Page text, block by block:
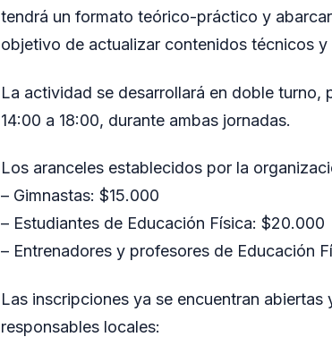
tendrá un formato teórico-práctico y
objetivo de actualizar contenidos técnicos
La actividad se desarrollará en doble turno,
14:00 a 18:00, durante ambas jornadas.
Los aranceles establecidos por la
– Gimnastas: $15.000
– Estudiantes de Educación Física: $20.000
– Entrenadores y profesores de Educación
Las inscripciones ya se encuentran
responsables locales: